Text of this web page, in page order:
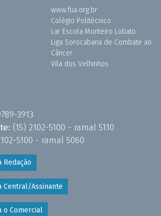
www.fua.org.br
Colégio Politécnico
Lar Escola Monteiro Lobato
Liga Sorocabana de Combate ao
Câncer
Vila dos Velhinhos
3913
(15) 2102-5100 - ramal 5110
5100 - ramal 5060
Redação
Central/Assinante
o Comercial